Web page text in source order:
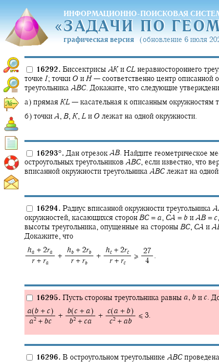
ИНФОРМАЦИОННО-ПОИСКОВАЯ
«ЗАДАЧИ ПО
«ЗАДАЧИ ПО
графическая версия (обновление 6 июля
16292. Биссектрисы AKи CL неравностороннего
точке I; точки O и H — соответственно центр описанной
треугольника ABC. Докажите, что следующие
а) прямая KL — касательная к описанным окружностям
б) точки A, B, K, L и O лежат на одной окружности.
16293°. Дан отрезок AB. Найдите геометрическое
остроугольных треугольников ABC, если известно, что
вписанной окружности треугольника ABC лежат на
16294. Радиус вписанной окружности треугольника A
окружностей, касающихся сторон BC = a, CA = b и AB = c,
высоты треугольника, опущенные на стороны BC, CA и A
Докажите, что
ha + 2ra
r+ ra
+ ‍
hb + 2rb
r+ rb
+ ‍
hc + 2rc
r+ rc
≥ ‍
‍ 27
‍ 4
.
16295. Пусть стороны треугольника равны a, b и c.
a(b + c)
a2+ bc
+ ‍
b(c + a)
b2+ ca
+ ‍
c(a + b)
c2+ ab
≤ 3.
16296. В остроугольном треугольнике ABC